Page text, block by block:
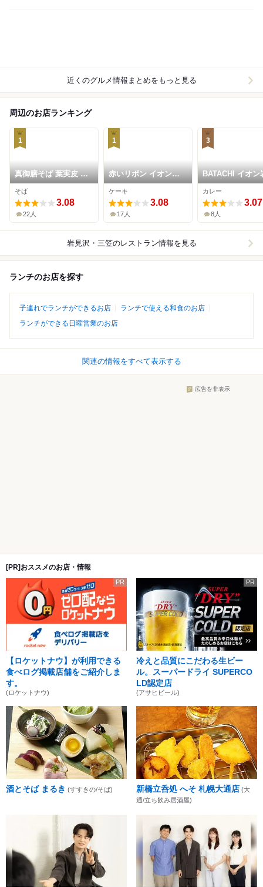
近くのグルメ情報まとめをもっと見る
周辺のお店ランキング
1
真御膳そば 葉実皮 イ
オン岩見沢店
そば
3.08
22人
1
赤いリボン イオン岩
見沢店
ケーキ
3.08
17人
3
BATACHI イオン
沢店
カレー
3.07
8人
岩見沢・三笠のレストラン情報を見る
ランチのお店を探す
子連れでランチができるお店
ランチで使える和食のお店
ランチができる日曜営業のお店
関連の情報をすべて表示する
広告を非表示
[PR]おススメのお店・情報
PR
【ロケットナウ】が利用できる
食べログ掲載店舗をご紹介しま
す。
(ロケットナウ)
PR
冷えと品質にこだわる生ビー
ル。スーパードライ SUPERCO
LD認定店
(アサヒビール)
酒とそば まるき (すすきの/そば) 新橋立呑処 へそ 札幌大通店 (大
通/立ち飲み居酒屋)